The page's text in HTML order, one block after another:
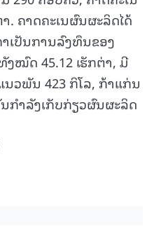
. ຄາດຄະເນຜົນຜະລິດໄດ້
ເປັນການລົງທຶນຂອງ
ໝົດ 45.12 ເຮັກຕ່າ, ມີ
ນວພັນ 423 ກິໂລ, ກ້າແກ່ນ
ກຳລັງເກັບກ່ຽວຜົນຜະລິດ